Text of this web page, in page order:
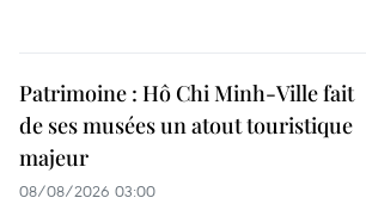
Patrimoine : Hô Chi Minh-Ville fait
de ses musées un atout touristique
majeur
08/08/2026 03:00